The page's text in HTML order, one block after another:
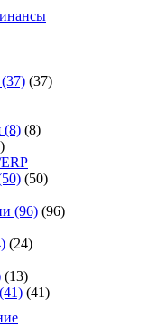
(37) (37)
(8) (8)
(50)
(96) (96)
(24)
(13)
(41) (41)